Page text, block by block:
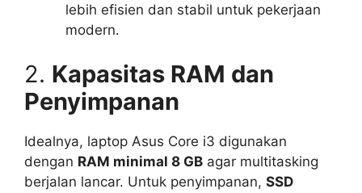
lebih efisien dan stabil untuk pekerjaan
modern.
2. Kapasitas RAM dan
Penyimpanan
Idealnya, laptop Asus Core i3 digunakan
dengan RAM minimal 8 GB agar multitasking
berjalan lancar. Untuk penyimpanan, SSD